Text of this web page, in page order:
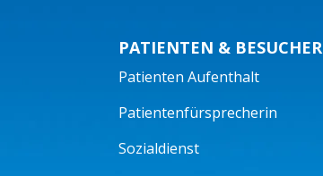
PATIENTEN & BESUCHER
Patienten Aufenthalt
Patientenfürsprecherin
Sozialdienst